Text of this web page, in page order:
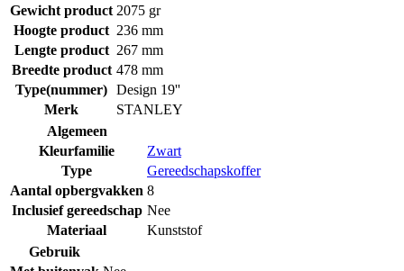
Gewicht product 2075 gr
Hoogte product 236 mm
Lengte product 267 mm
Breedte product 478 mm
Type(nummer) Design 19''
Merk
STANLEY
Algemeen
Kleurfamilie
Zwart
Type
Gereedschapskoffer
Aantal opbergvakken 8
Inclusief gereedschap Nee
Materiaal
Kunststof
Gebruik